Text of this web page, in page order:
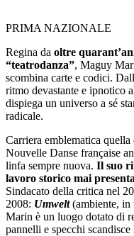
PRIMA NAZIONALE
Regina da oltre
“teatrodanza”, Maguy
scombina carte e codici.
ritmo devastante e ipnotico
dispiega un universo a sé
radicale.
Carriera emblematica
Nouvelle Danse française
linfa sempre nuova. Il suo
lavoro storico mai
Sindacato della critica nel
2008: Umwelt(ambiente, in
Marin è un luogo dotato di
pannelli e specchi